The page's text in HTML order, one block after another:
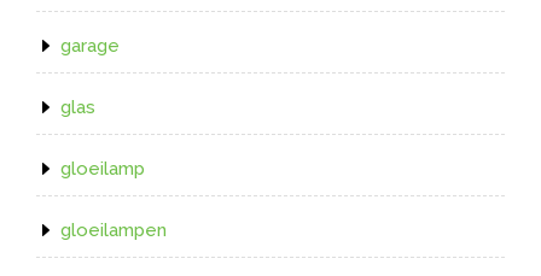
garage
glas
gloeilamp
gloeilampen